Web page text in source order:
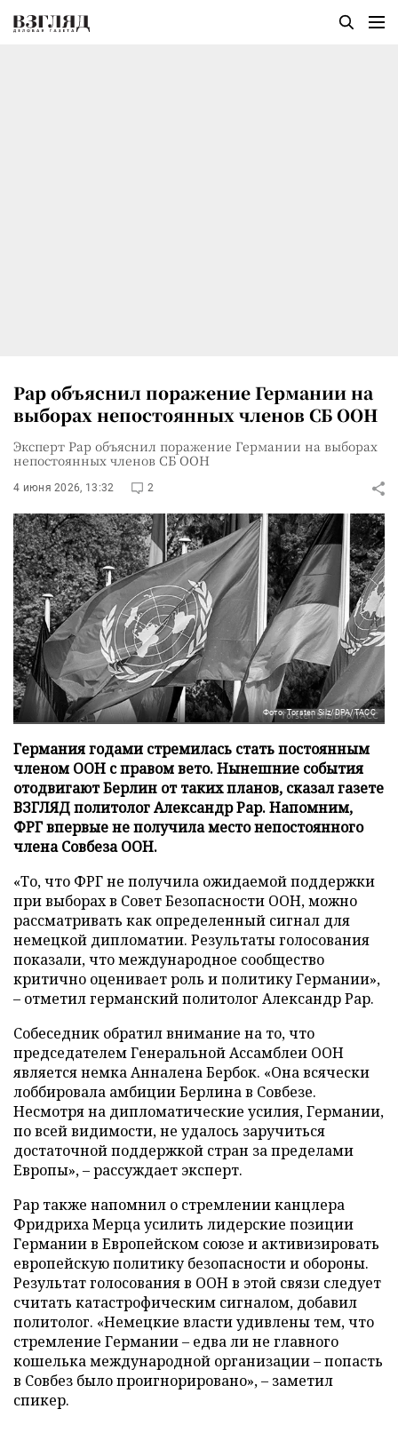
Рар объяснил поражение Германии на
выборах непостоянных членов СБ ООН
Эксперт Рар объяснил поражение Германии на выборах
непостоянных членов СБ ООН
4 июня 2026, 13:32 2
Фото: Torsten Silz/DPA/ТАСС
Германия годами стремилась стать постоянным
членом ООН с правом вето. Нынешние события
отодвигают Берлин от таких планов, сказал газете
ВЗГЛЯД политолог Александр Рар. Напомним,
ФРГ впервые не получила место непостоянного
члена Совбеза ООН.
«То, что ФРГ не получила ожидаемой поддержки
при выборах в Совет Безопасности ООН, можно
рассматривать как определенный сигнал для
немецкой дипломатии. Результаты голосования
показали, что международное сообщество
критично оценивает роль и политику Германии»,
– отметил германский политолог Александр Рар.
Собеседник обратил внимание на то, что
председателем Генеральной Ассамблеи ООН
является немка Анналена Бербок. «Она всячески
лоббировала амбиции Берлина в Совбезе.
Несмотря на дипломатические усилия, Германии,
по всей видимости, не удалось заручиться
достаточной поддержкой стран за пределами
Европы», – рассуждает эксперт.
Рар также напомнил о стремлении канцлера
Фридриха Мерца усилить лидерские позиции
Германии в Европейском союзе и активизировать
европейскую политику безопасности и обороны.
Результат голосования в ООН в этой связи следует
считать катастрофическим сигналом, добавил
политолог. «Немецкие власти удивлены тем, что
стремление Германии – едва ли не главного
кошелька международной организации – попасть
в Совбез было проигнорировано», – заметил
спикер.